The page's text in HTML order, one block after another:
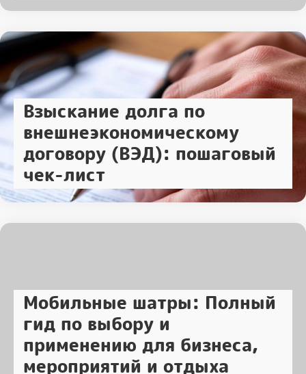
Взыскание долга по
внешнеэкономическому
договору (ВЭД): пошаговый
чек-лист
Мобильные шатры: Полный
гид по выбору и
применению для бизнеса,
мероприятий и отдыха